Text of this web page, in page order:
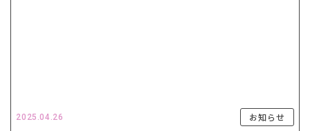
2025.04.26 お知らせ